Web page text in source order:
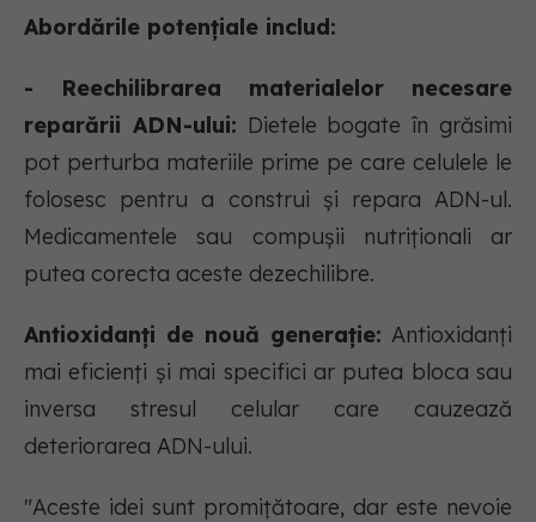
Abordările potențiale includ:
- Reechilibrarea materialelor necesare
reparării ADN-ului: Dietele bogate în grăsimi
pot perturba materiile prime pe care celulele le
folosesc pentru a construi și repara ADN-ul.
Medicamentele sau compușii nutriționali ar
putea corecta aceste dezechilibre.
Antioxidanți de nouă generație: Antioxidanți
mai eficienți și mai specifici ar putea bloca sau
inversa stresul celular care cauzează
deteriorarea ADN-ului.
"Aceste idei sunt promițătoare, dar este nevoie